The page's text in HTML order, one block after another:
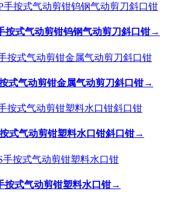
按式气动剪钳钨钢气动剪刀斜口钳→
式气动剪钳金属气动剪刀斜口钳→
式气动剪钳塑料水口钳斜口钳→
按式气动剪钳塑料水口钳→